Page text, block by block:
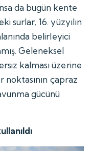
da bugün kente
surlar, 16. yüzyılın
belirleyici
Geleneksel
kalması üzerine
noktasının çapraz
gücünü